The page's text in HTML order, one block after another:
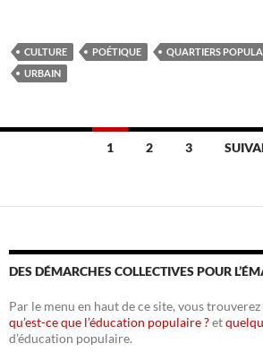
CULTURE POÉTIQUE QUARTIERS
URBAIN
Navigation
articles
1 2 3
DES DÉMARCHES COLLECTIVES POUR
Par le menu en haut de ce site, vous
qu’est-ce que l’éducation populaire ?et
d’éducation populaire.